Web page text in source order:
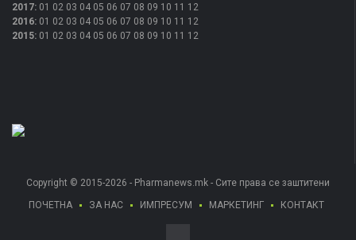
2017: 01 02 03 04 05 06 07 08 09 10 11 12
2016: 01 02 03 04 05 06 07 08 09 10 11 12
2015: 01 02 03 04 05 06 07 08 09 10 11 12
Copyright © 2015-2026 - Pharmanews.mk - Сите права се заштитени
ПОЧЕТНА
ЗА НАС ИМПРЕСУМ МАРКЕТИНГ КОНТАКТ